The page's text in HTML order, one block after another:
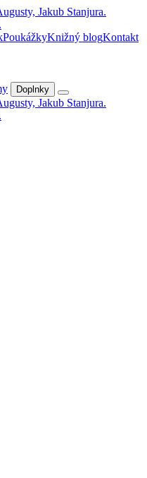
PoukážkyKnižný blogKontakt
Doplnky